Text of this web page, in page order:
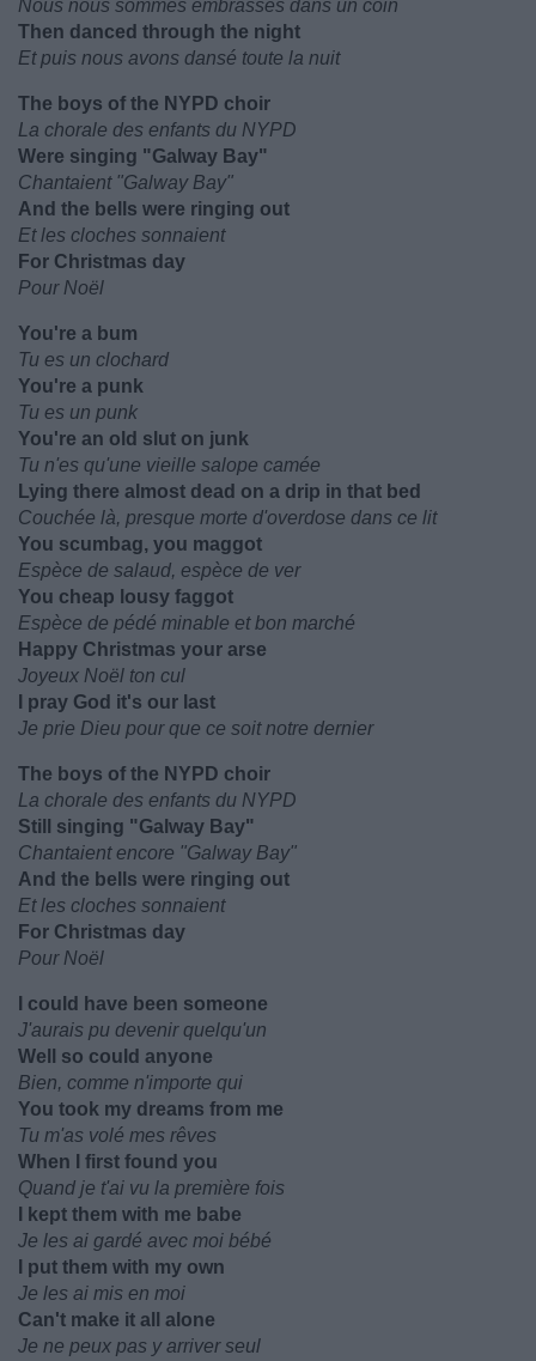
Nous nous sommes embrassés dans un coin
Then danced through the night
Et puis nous avons dansé toute la nuit
The boys of the NYPD choir
La chorale des enfants du NYPD
Were singing "Galway Bay"
Chantaient "Galway Bay"
And the bells were ringing out
Et les cloches sonnaient
For Christmas day
Pour Noël
You're a bum
Tu es un clochard
You're a punk
Tu es un punk
You're an old slut on junk
Tu n'es qu'une vieille salope camée
Lying there almost dead on a drip in that bed
Couchée là, presque morte d'overdose dans ce lit
You scumbag, you maggot
Espèce de salaud, espèce de ver
You cheap lousy faggot
Espèce de pédé minable et bon marché
Happy Christmas your arse
Joyeux Noël ton cul
I pray God it's our last
Je prie Dieu pour que ce soit notre dernier
The boys of the NYPD choir
La chorale des enfants du NYPD
Still singing "Galway Bay"
Chantaient encore "Galway Bay"
And the bells were ringing out
Et les cloches sonnaient
For Christmas day
Pour Noël
I could have been someone
J'aurais pu devenir quelqu'un
Well so could anyone
Bien, comme n'importe qui
You took my dreams from me
Tu m'as volé mes rêves
When I first found you
Quand je t'ai vu la première fois
I kept them with me babe
Je les ai gardé avec moi bébé
I put them with my own
Je les ai mis en moi
Can't make it all alone
Je ne peux pas y arriver seul